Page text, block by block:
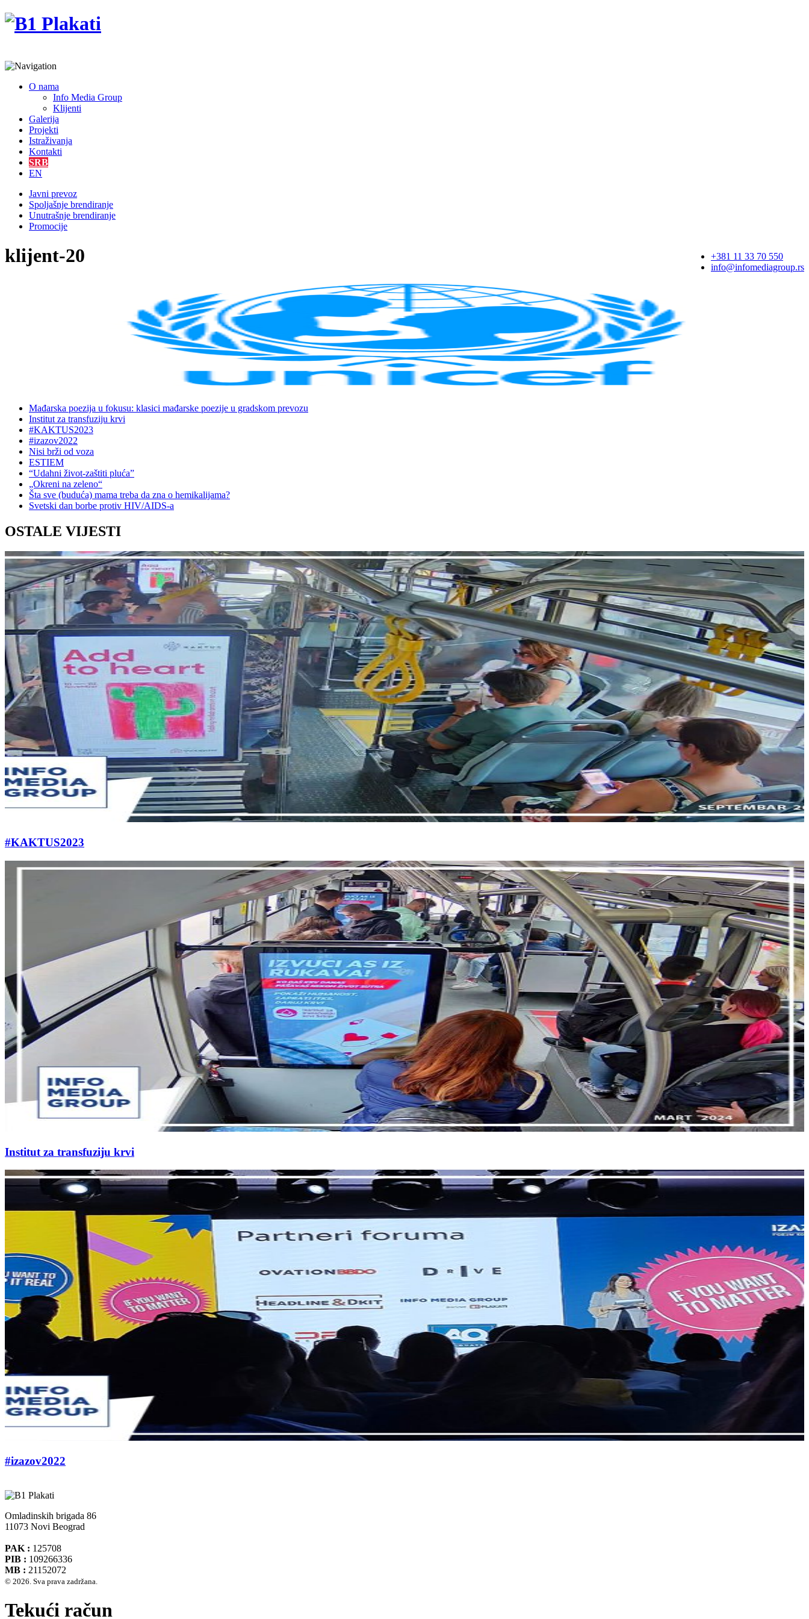
O nama
Info Media Group
Klijenti
Galerija
Projekti
Istraživanja
Kontakti
SRB
EN
Javni prevoz
Spoljašnje brendiranje
Unutrašnje brendiranje
Promocije
+381 11 33 70 550
info@infomediagroup.rs
klijent-20
Mađarska poezija u fokusu: klasici mađarske poezije u gradskom prevozu
Institut za transfuziju krvi
#KAKTUS2023
#izazov2022
Nisi brži od voza
ESTIEM
“Udahni život-zaštiti pluća”
„Okreni na zeleno“
Šta sve (buduća) mama treba da zna o hemikalijama?
Svetski dan borbe protiv HIV/AIDS-a
OSTALE VIJESTI
#KAKTUS2023
Institut za transfuziju krvi
#izazov2022
Omladinskih brigada 86
11073 Novi Beograd
PAK : 125708
PIB : 109266336
MB : 21152072
© 2026. Sva prava zadržana.
Tekući račun